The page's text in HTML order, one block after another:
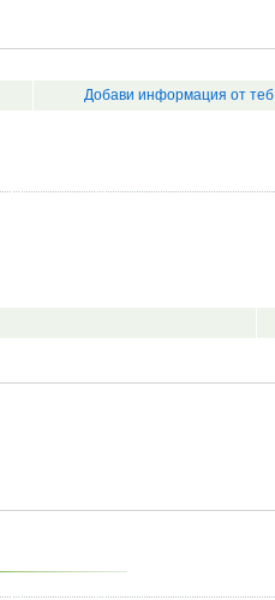
Добави информация от теб